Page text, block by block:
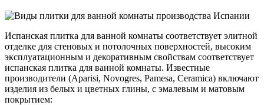
Испанская плитка для ванной комнаты соответствует элитной
отделке для стеновых и потолочных поверхностей, высоким
эксплуатационным и декоративным свойствам соответствует
испанская плитка для ванной комнаты. Известные
производители (Aparisi, Novogres, Pamesa, Ceramica) включают
изделия из белых и цветных глины, с эмалевым и матовым
покрытием: